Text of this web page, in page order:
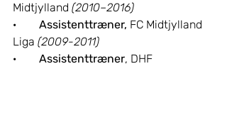
Midtjylland (2010–2016)
· Assistenttræner, FC Midtjylland
Liga (2009-2011)
· Assistenttræner, DHF